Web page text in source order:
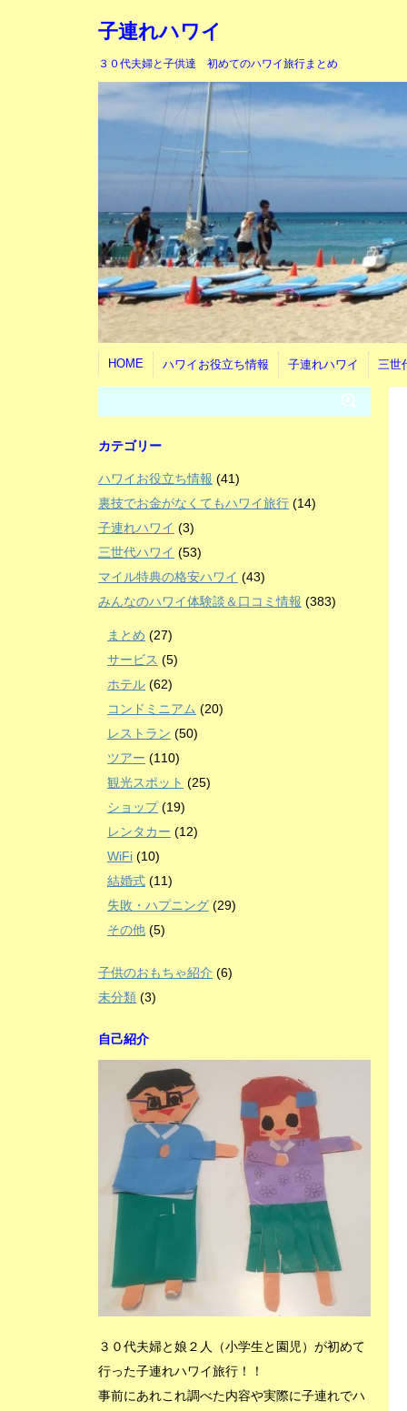
子連れハワイ
３０代夫婦と子供達 初めてのハワイ旅行まとめ
HOME ハワイお役立ち情報 子連れハワイ 三世
カテゴリー
ハワイお役立ち情報 (41)
裏技でお金がなくてもハワイ旅行 (14)
子連れハワイ (3)
三世代ハワイ (53)
マイル特典の格安ハワイ (43)
みんなのハワイ体験談＆口コミ情報 (383)
まとめ (27)
サービス (5)
ホテル (62)
コンドミニアム (20)
レストラン (50)
ツアー (110)
観光スポット (25)
ショップ(19)
レンタカー (12)
WiFi (10)
結婚式 (11)
失敗・ハプニング (29)
その他 (5)
子供のおもちゃ紹介 (6)
未分類 (3)
自己紹介
３０代夫婦と娘２人（小学生と園児）が初めて
行った子連れハワイ旅行！！
事前にあれこれ調べた内容や実際に子連れでハ